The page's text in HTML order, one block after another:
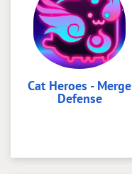
Cat Heroes - Merge
Defense